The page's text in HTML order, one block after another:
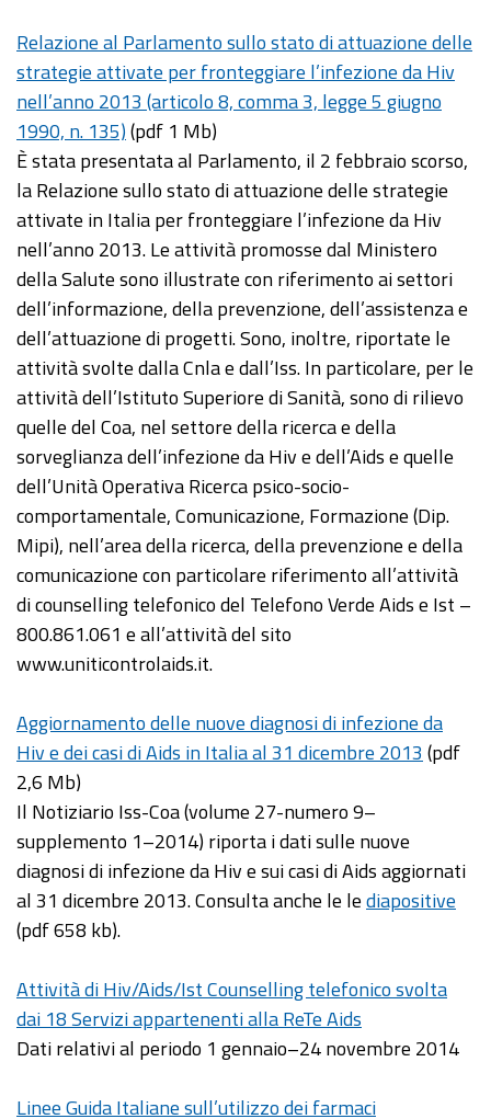
Relazione al Parlamento sullo stato di attuazione delle
strategie attivate per fronteggiare l’infezione da Hiv
nell’anno 2013 (articolo 8, comma 3, legge 5 giugno
1990, n. 135)(pdf 1 Mb)
È stata presentata al Parlamento, il 2 febbraio scorso,
la Relazione sullo stato di attuazione delle strategie
attivate in Italia per fronteggiare l’infezione da Hiv
nell’anno 2013. Le attività promosse dal Ministero
della Salute sono illustrate con riferimento ai settori
dell’informazione, della prevenzione, dell’assistenza e
dell’attuazione di progetti. Sono, inoltre, riportate le
attività svolte dalla Cnla e dall’Iss. In particolare, per le
attività dell’Istituto Superiore di Sanità, sono di rilievo
quelle del Coa, nel settore della ricerca e della
sorveglianza dell’infezione da Hiv e dell’Aids e quelle
dell’Unità Operativa Ricerca psico-socio-
comportamentale, Comunicazione, Formazione (Dip.
Mipi), nell’area della ricerca, della prevenzione e della
comunicazione con particolare riferimento all’attività
di counselling telefonico del Telefono Verde Aids e Ist –
800.861.061 e all’attività del sito
www.uniticontrolaids.it.
Aggiornamento delle nuove diagnosi di infezione da
Hiv e dei casi di Aids in Italia al 31 dicembre 2013 (pdf
2,6 Mb)
Il Notiziario Iss-Coa (volume 27-numero 9–
supplemento 1–2014) riporta i dati sulle nuove
diagnosi di infezione da Hiv e sui casi di Aids aggiornati
al 31 dicembre 2013. Consulta anche le lediapositive
(pdf 658 kb).
Attività di Hiv/Aids/Ist Counselling telefonico svolta
dai 18 Servizi appartenenti alla ReTe Aids
Dati relativi al periodo 1 gennaio–24 novembre 2014
Linee Guida Italiane sull’utilizzo dei farmaci